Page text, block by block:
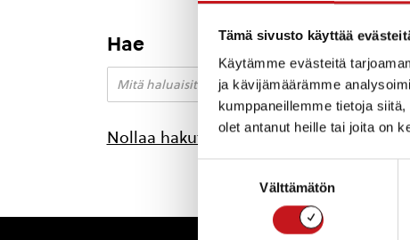
Tämä sivusto käyttää
Käytämme evästeitä
ja kävijämäärämme
kumppaneillemme tietoja
olet antanut heille tai joita on
Välttämätön
Hae
Nollaa hakutulokset
koskee